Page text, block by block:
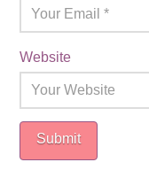
Website